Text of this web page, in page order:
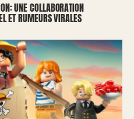
UNE COLLABORATION
ET RUMEURS VIRALES